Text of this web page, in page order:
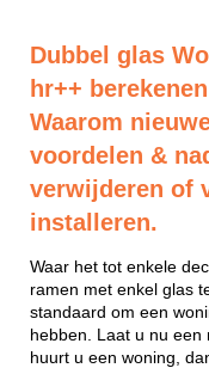
Dubbel glas
hr++
Waarom
voordelen &
verwijderen of
installeren.
Waar het tot enkele
ramen met enkel glas
standaard om een
hebben. Laat u nu een
huurt u een woning,